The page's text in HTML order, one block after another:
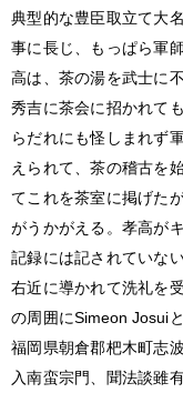
典型的な豊臣取立て大
事に長じ、もっぱら軍
高は、茶の湯を武士に
秀吉に茶会に招かれて
らだれにも怪しまれず
えられて、茶の稽古を
てこれを茶室に掲げた
がうかがえる。孝高が
記録には記されていな
右近に導かれて洗礼を
の周囲にSimeon Josui
福岡県朝倉郡杷木町志
入南蛮宗門、聞法談雖